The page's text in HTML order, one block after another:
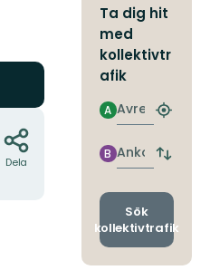
Dela
Ta dig hit
med
kollektivtr
afik
Avresa
A
Hitta
Ankomst
B
Byt
och
Sök
kollektivtrafik